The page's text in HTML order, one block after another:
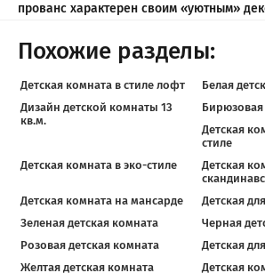
прованс характерен своим «уютным»
Похожие разделы:
Детская комната в стиле лофт
Белая
Дизайн детской комнаты 13
кв.м.
Бирюзовая
Детская
стиле
Детская комната в эко-стиле
Детская
Детская комната на мансарде
Детская
Зеленая детская комната
Черная
Розовая детская комната
Детская
Желтая детская комната
Детская